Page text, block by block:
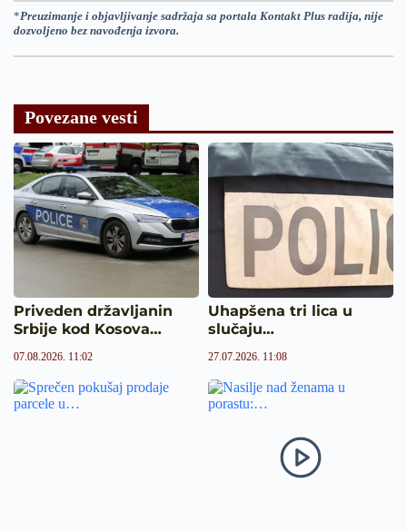
*Preuzimanje i objavljivanje sadržaja sa portala Kontakt Plus radija, nije
dozvoljeno bez navođenja izvora.
Povezane vesti
Priveden državljanin
Srbije kod Kosova…
07.08.2026. 11:02
Uhapšena tri lica u
slučaju…
27.07.2026. 11:08